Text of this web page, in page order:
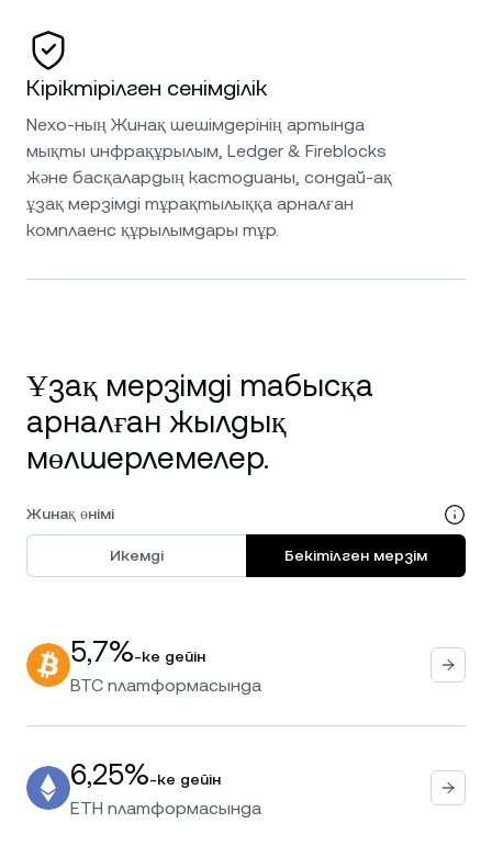
Кіріктірілген сенімділік
Nexo-ның Жинақ шешімдерінің артында
мықты инфрақұрылым, Ledger & Fireblocks
және басқалардың кастодианы, сондай-ақ
ұзақ мерзімді тұрақтылыққа арналған
комплаенс құрылымдары тұр.
Ұзақ мерзімді табысқа
арналған жылдық
мөлшерлемелер.
Жинақ өнімі
Икемді Бекітілген мерзім
5,7%-ке дейін
BTC платформасында
6,25%-ке дейін
ETH платформасында